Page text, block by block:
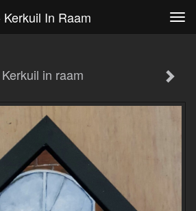
In Raam
Kerkuil in raam